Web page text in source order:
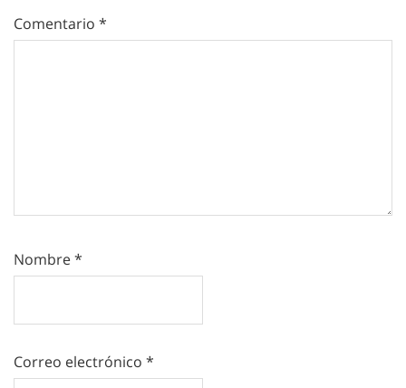
Comentario *
Nombre*
Correo electrónico *